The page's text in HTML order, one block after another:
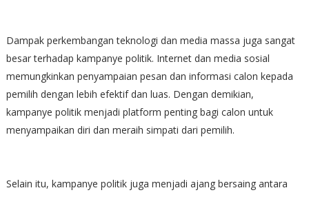
Dampak perkembangan teknologi dan media massa juga sangat
besar terhadap kampanye politik. Internet dan media sosial
memungkinkan penyampaian pesan dan informasi calon kepada
pemilih dengan lebih efektif dan luas. Dengan demikian,
kampanye politik menjadi platform penting bagi calon untuk
menyampaikan diri dan meraih simpati dari pemilih.
Selain itu, kampanye politik juga menjadi ajang bersaing antara